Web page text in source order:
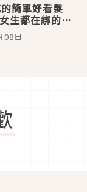
簡單好看髮
生都在綁的
低髮髻，不用
營造溫柔仙氣
08日